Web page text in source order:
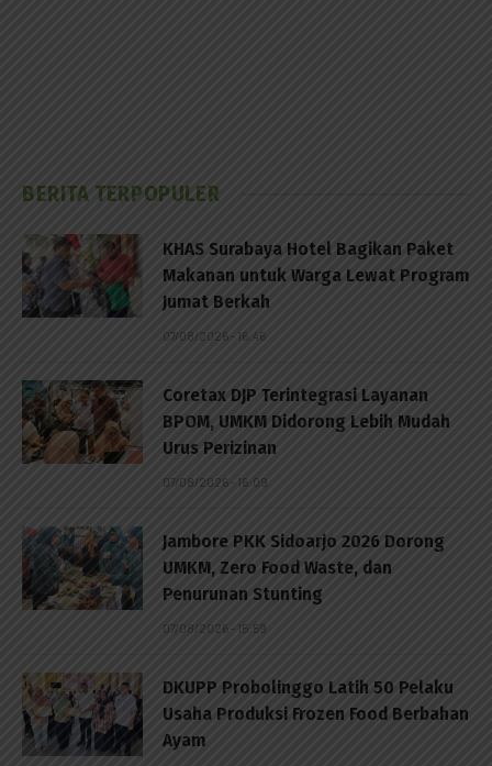
BERITA TERPOPULER
KHAS Surabaya Hotel Bagikan Paket
Makanan untuk Warga Lewat Program
Jumat Berkah
07/08/2026 - 16:46
Coretax DJP Terintegrasi Layanan
BPOM, UMKM Didorong Lebih Mudah
Urus Perizinan
07/08/2026 - 16:09
Jambore PKK Sidoarjo 2026 Dorong
UMKM, Zero Food Waste, dan
Penurunan Stunting
07/08/2026 - 15:59
DKUPP Probolinggo Latih 50 Pelaku
Usaha Produksi Frozen Food Berbahan
Ayam